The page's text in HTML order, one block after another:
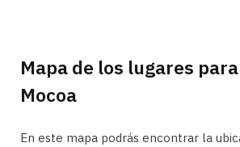
Mapa de los lugares
Mocoa
En este mapa podrás encontrar la